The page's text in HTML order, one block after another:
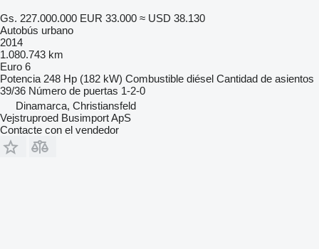
Gs. 227.000.000 EUR 33.000 ≈ USD 38.130
Autobús urbano
2014
1.080.743 km
Euro 6
Potencia 248 Hp (182 kW) Combustible diésel Cantidad de asientos
39/36 Número de puertas 1-2-0
Dinamarca, Christiansfeld
Vejstruproed Busimport ApS
Contacte con el vendedor